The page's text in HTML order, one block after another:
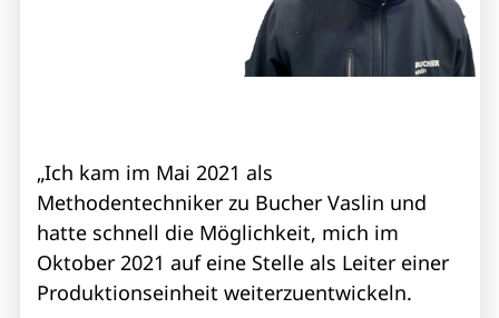
„Ich kam im Mai 2021 als
Methodentechniker zu Bucher Vaslin und
hatte schnell die Möglichkeit, mich im
Oktober 2021 auf eine Stelle als Leiter einer
Produktionseinheit weiterzuentwickeln.